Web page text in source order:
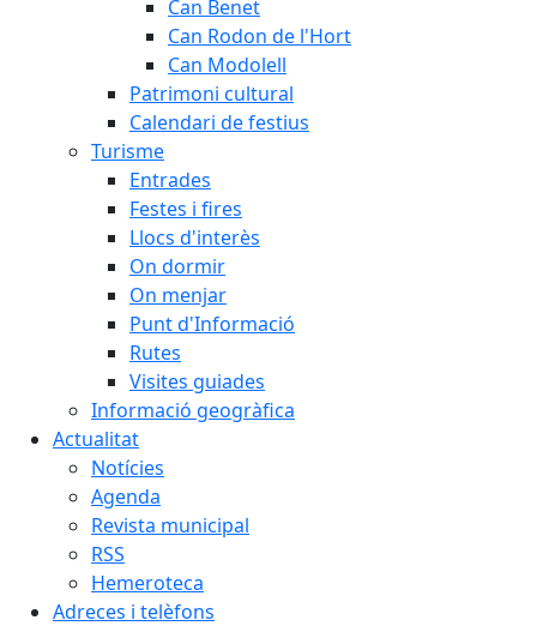
Can Benet
Can Rodon de l'Hort
Can Modolell
Patrimoni cultural
Calendari de festius
Turisme
Entrades
Festes i fires
Llocs d'interès
On dormir
On menjar
Punt d'Informació
Rutes
Visites guiades
Informació geogràfica
Actualitat
Notícies
Agenda
Revista municipal
RSS
Hemeroteca
Adreces i telèfons